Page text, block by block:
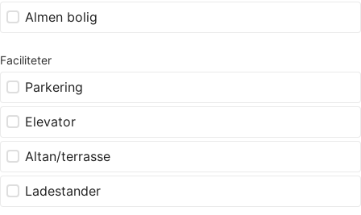
Almen bolig
Faciliteter
Parkering
Elevator
Altan/terrasse
Ladestander